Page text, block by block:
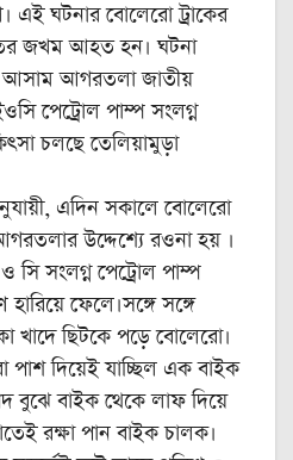
এই ঘটনার বোলেরো ট্রাকের
জখম আহত হন। ঘটনা
আসাম আগরতলা জাতীয়
পেট্রোল পাম্প সংলগ্ন
চলছে তেলিয়ামুড়া
সকালে বোলেরো
উদ্দেশ্যে রওনা হয় ।
সি সংলগ্ন পেট্রোল পাম্প
ফেলে।সঙ্গে সঙ্গে
খাদে ছিটকে পড়ে বোলেরো।
পাশ দিয়েই যাচ্ছিল এক বাইক
বুঝে বাইক থেকে লাফ দিয়ে
রক্ষা পান বাইক চালক।